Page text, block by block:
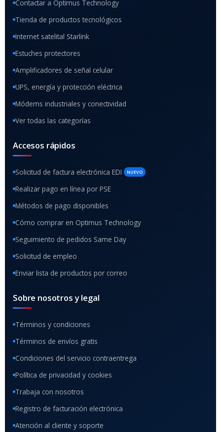
Contactar a Optimus Technology
Tienda de productos tecnológicos
Internet satelital Starlink
Estuches protectores
Amplificadores de señal celular
UPS, energía y protección eléctrica
Módems industriales y conectividad
Ver todas las categorías
Accesos rápidos
Solicitud de factura electrónica EDI NUEVO
Realizar pago en línea por PSE
Métodos de pago disponibles
Cómo comprar en Optimus Technology
Seguimiento de pedidos Same Day
Solicitud de empleo
Enviar lista de productos por correo
Sobre nosotros y legal
Términos y condiciones
Términos de envíos gratis
Condiciones del servicio contraentrega
Política de privacidad y cookies
Trabaja con nosotros
Registro de facturación electrónica
Atención al cliente y soporte